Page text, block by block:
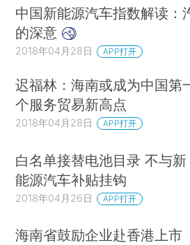
中国新能源汽车指数解读：
的深意
2018年04月28日 APP打开
迟福林：海南或成为中国第
个服务贸易新高点
2018年04月28日 APP打开
白名单接替电池目录 不与新
能源汽车补贴挂钩
2018年04月26日 APP打开
海南省鼓励企业赴香港上市